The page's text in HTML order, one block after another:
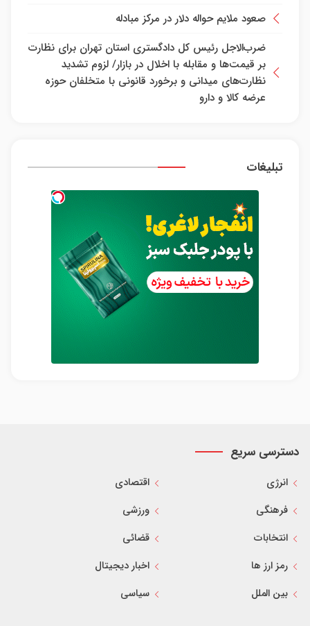
صعود ملایم حواله دلار در مرکز مبادله
ضرب‌الاجل رئیس کل دادگستری استان تهران برای نظارت
بر قیمت‌ها و مقابله با اخلال در بازار/ لزوم تشدید
نظارت‌های میدانی و برخورد قانونی با متخلفان حوزه
عرضه کالا و دارو
تبلیغات
دسترسی سریع
انرژی
اقتصادی
فرهنگی
ورزشی
انتخابات
قضائی
رمز ارز ها
اخبار دیجیتال
بین الملل
سیاسی